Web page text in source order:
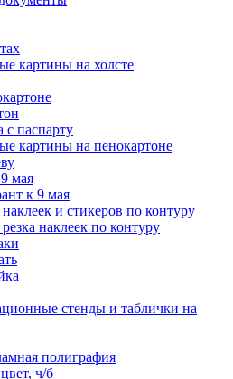
картины на холсте
с паспарту
картины на пенокартоне
мая
к 9 мая
и стикеров по контуру
наклеек по контуру
стенды и таблички на
полиграфия
ч/б